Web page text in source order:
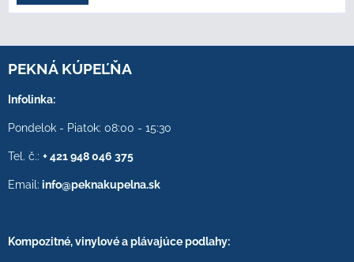
PEKNÁ KÚPEĽŇA
Infolinka:
Pondelok - Piatok: 08:00 - 15:30
Tel. č.: + 421 948 046 375
Email: info@peknakupelna.sk
Kompozitné, vinylové a plávajúce podlahy: